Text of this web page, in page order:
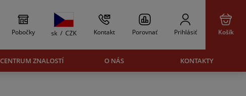
Pobočky sk / CZK Kontakt Porovnať Prihlásiť Košík
CENTRUM ZNALOSTÍ O NÁS KONTAKTY